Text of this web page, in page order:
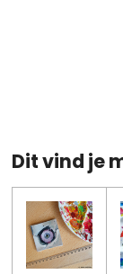
Dit vind je